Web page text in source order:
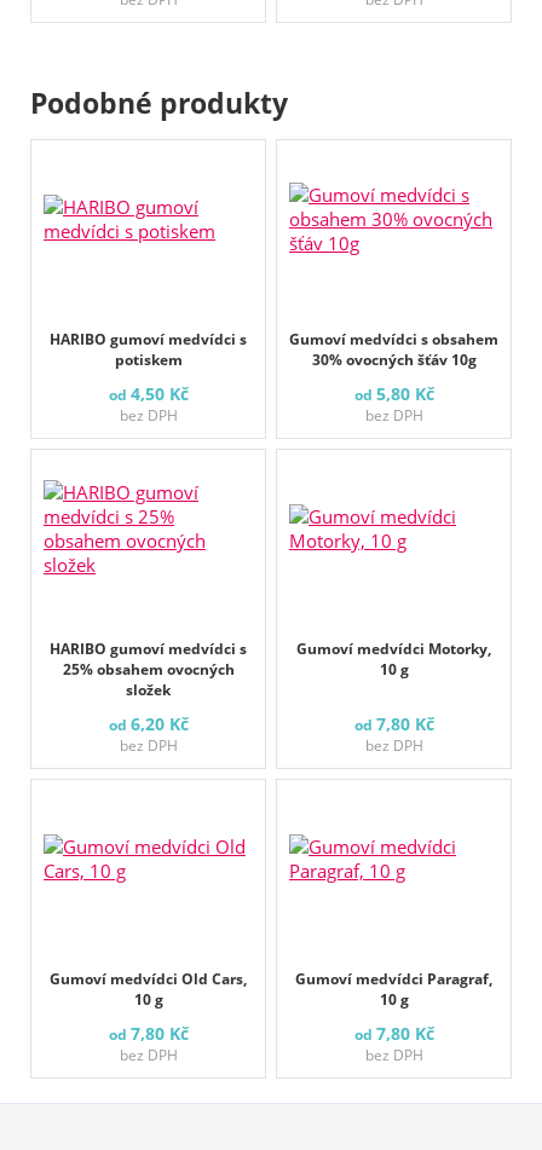
Podobné produkty
HARIBO gumoví medvídci s
potiskem
od 4,50 Kč
bez DPH
Gumoví medvídci s obsahem
30% ovocných šťáv 10g
od 5,80 Kč
bez DPH
HARIBO gumoví medvídci s
25% obsahem ovocných
složek
od 6,20 Kč
bez DPH
Gumoví medvídci Motorky,
10 g
od 7,80 Kč
bez DPH
Gumoví medvídci Old Cars,
10 g
od 7,80 Kč
bez DPH
Gumoví medvídci Paragraf,
10 g
od 7,80 Kč
bez DPH